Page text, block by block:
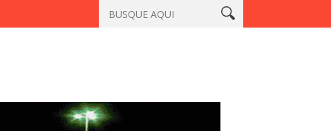
Homem que matou a professora Aila Pinto Cardoso é encontrado